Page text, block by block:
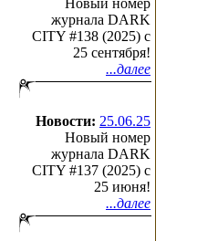
Новый номер
журнала DARK
CITY #138 (2025) c
25 сентября!
...далее
Новости: 25.06.25
Новый номер
журнала DARK
CITY #137 (2025) c
25 июня!
...далее